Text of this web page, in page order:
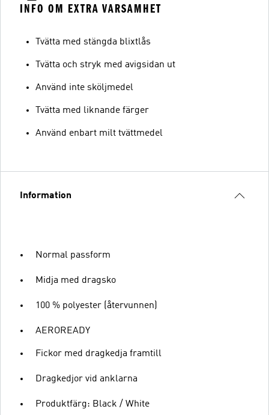
INFO OM EXTRA VARSAMHET
Tvätta med stängda blixtlås
Tvätta och stryk med avigsidan ut
Använd inte sköljmedel
Tvätta med liknande färger
Använd enbart milt tvättmedel
Information
Normal passform
Midja med dragsko
100 % polyester (återvunnen)
AEROREADY
Fickor med dragkedja framtill
Dragkedjor vid anklarna
Produktfärg: Black / White